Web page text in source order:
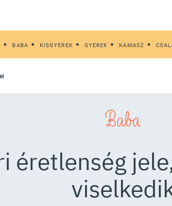
BABA KISGYEREK GYEREK KAMASZ
Baba
éretlenség